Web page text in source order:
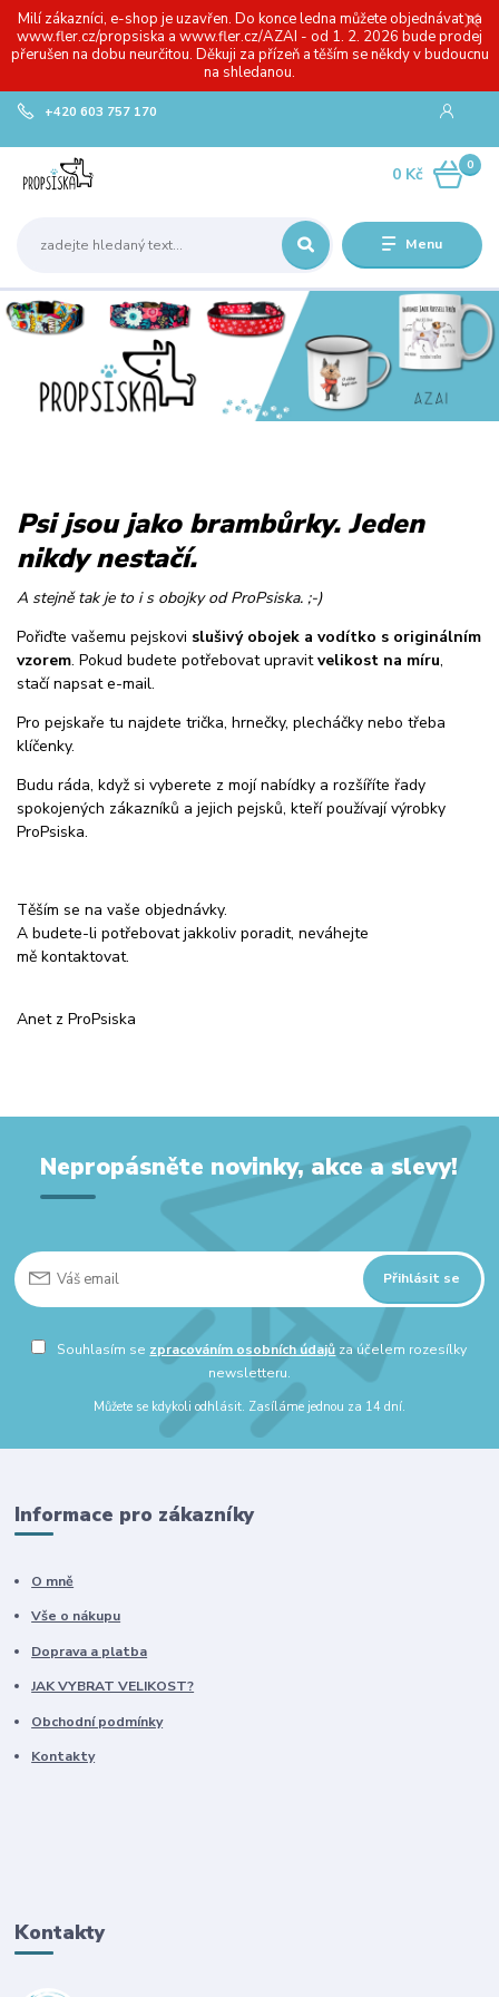
Milí zákazníci, e-shop je uzavřen. Do konce ledna můžete objednávat na
www.fler.cz/propsiska a www.fler.cz/AZAI - od 1. 2. 2026 bude prodej
přerušen na dobu neurčitou. Děkuji za přízeň a těším se někdy v budoucnu
na shledanou.
Menu
+420 603 757 170
0
0 Kč
Psi jsou jako brambůrky. Jeden
nikdy nestačí.
A stejně tak je to i s obojky od ProPsiska. ;-)
Pořiďte vašemu pejskovi slušivý obojek a vodítko s originálním
vzorem. Pokud budete potřebovat upravitvelikost na míru,
stačí napsat e-mail.
Pro pejskaře tu najdete trička, hrnečky, plecháčky nebo třeba
klíčenky.
Budu ráda, když si vyberete z mojí nabídky a rozšíříte řady
spokojených zákazníků a jejich pejsků, kteří používají výrobky
ProPsiska.
Těším se na vaše objednávky.
A budete-li potřebovat jakkoliv poradit, neváhejte
mě kontaktovat.
Anet z ProPsiska
Nepropásněte novinky, akce a slevy!
Přihlásit se
Souhlasím se zpracováním osobních údajů za účelem rozesílky
newsletteru.
Můžete se kdykoli odhlásit. Zasíláme jednou za 14 dní.
Informace pro zákazníky
O mně
Vše o nákupu
Doprava a platba
JAK VYBRAT VELIKOST?
Obchodní podmínky
Kontakty
Kontakty